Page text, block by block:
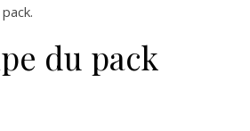
du pack